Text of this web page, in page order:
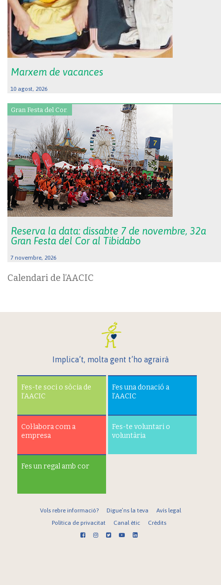
Marxem de vacances
10 agost, 2026
Gran Festa del Cor.
Reserva la data: dissabte 7 de novembre, 32a
Gran Festa del Cor al Tibidabo
7 novembre, 2026
Calendari de l’AACIC
Implica’t, molta gent t’ho agrairà
Fes-te soci o sòcia de
l’AACIC
Fes una donació a
l’AACIC
Col·labora com a
empresa
Fes-te voluntari o
voluntària
Fes un regal amb cor
Vols rebre informació? Digue’ns la teva
Avís legal
Política de privacitat
Canal ètic Crèdits